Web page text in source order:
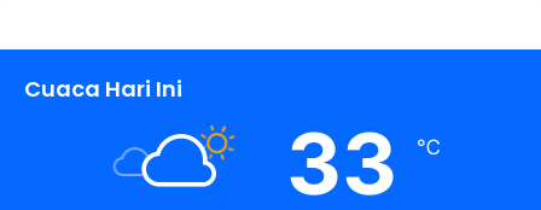
Cuaca Hari Ini
33 ℃